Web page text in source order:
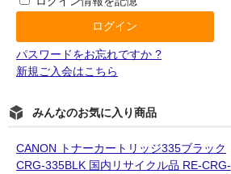
パスワードをお忘れですか ?
新規ご入会はこちら
みんなのお気に入り商品
CANON トナーカートリッジ335ブラック
CRG-335BLK 国内リサイクル品 RE-CRG-